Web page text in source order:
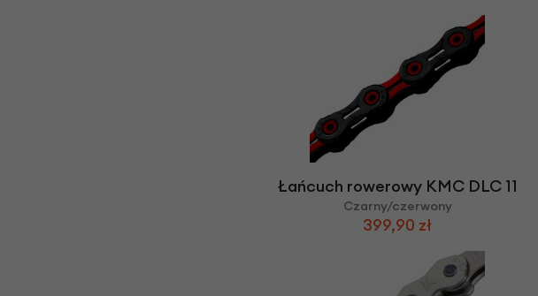
Łańcuch rowerowy KMC DLC 11
Czarny/czerwony
399,90 zł